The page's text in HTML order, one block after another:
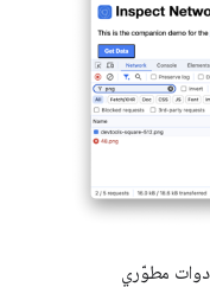
مطوّري